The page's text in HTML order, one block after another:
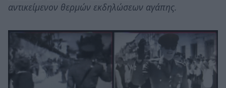
αντικείμενον θερμών εκδηλώσεων αγάπης.